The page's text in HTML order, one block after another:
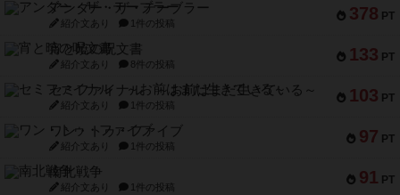
378 PT
アンダー・ザ・テーブラー
紹介文あり 1件の投稿
133 PT
宵と暁の呪文書
紹介文あり 8件の投稿
103 PT
セミファイナル ～お前はまだ生きている～
紹介文あり 1件の投稿
97 PT
ワン・トゥ・ファイブ
紹介文あり 1件の投稿
91 PT
南北戦争
紹介文あり 1件の投稿